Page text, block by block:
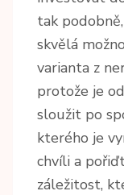
tak
skvělá
varianta z
protože je
sloužit po
kterého je
chvíli a
záležitost,